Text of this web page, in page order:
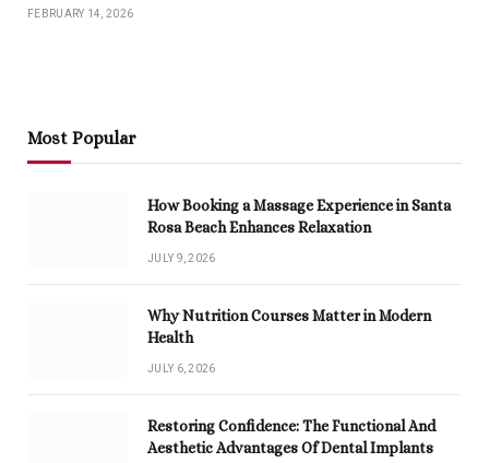
FEBRUARY 14, 2026
Most Popular
How Booking a Massage Experience in Santa
Rosa Beach Enhances Relaxation
JULY 9, 2026
Why Nutrition Courses Matter in Modern
Health
JULY 6, 2026
Restoring Confidence: The Functional And
Aesthetic Advantages Of Dental Implants